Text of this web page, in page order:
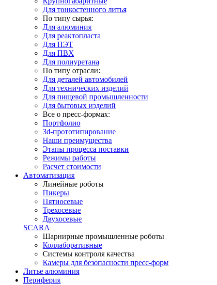
Для тонкостенного литья
По типу сырья:
Для алюминия
Для реактопласта
Для ПЭТ
Для ПВХ
Для полиуретана
По типу отрасли:
Для деталей автомобилей
Для технических изделий
Для пищевой промышленности
Для бытовых изделий
Все о пресс-формах:
Портфолио
3d-прототипирование
Наши преимущества
Этапы процесса поставки
Режимы работы
Расчет стоимости
Автоматизация
Линейные роботы
Пикеры
Пятиосевые
Трехосевые
Двухосевые
SCARA
Шарнирные промышленные роботы
Коллаборативные
Системы контроля качества
Камеры для безопасности пресс-форм
Литье алюминия
Периферия